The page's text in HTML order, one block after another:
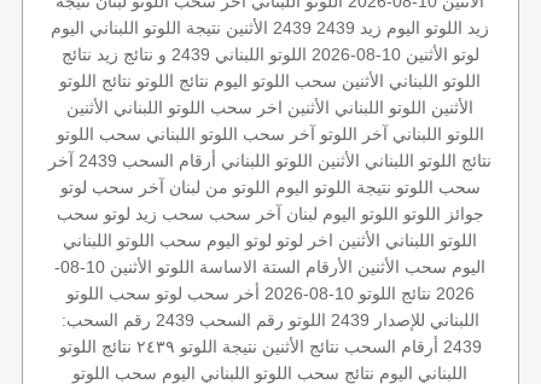
زيد اللوتو اليوم زيد 2439 2439 الأثنين
نتيجة اللوتو اللبناني اليوم
لوتو الأثنين 10-08-2026
اللوتو اللبناني 2439 و نتائج زيد
نتائج
اللوتو اللبناني الأثنين سحب اللوتو اليوم نتائج اللوتو نتائج اللوتو
الأثنين اللوتو اللبناني الأثنين اخر سحب اللوتو اللبناني الأثنين
اللوتو اللبناني آخر اللوتو آخر سحب اللوتو اللبناني سحب اللوتو
نتائج اللوتو اللبناني الأثنين اللوتو اللبناني أرقام السحب 2439
آخر
سحب اللوتو نتيجة اللوتو اليوم اللوتو من لبنان آخر سحب لوتو
جوائز اللوتو اللوتو اليوم لبنان آخر سحب سحب زيد لوتو سحب
اللوتو اللبناني الأثنين اخر لوتو لوتو اليوم سحب اللوتو اللبناني
اليوم سحب الأثنين الأرقام الستة الاساسة اللوتو
الأثنين 10-08-
2026 نتائج اللوتو 10-08-2026 أخر سحب لوتو سحب اللوتو
اللبناني للإصدار 2439
اللوتو رقم السحب 2439
رقم السحب:
2439 أرقام السحب نتائج الأثنين نتيجة اللوتو ٢٤٣٩
نتائج اللوتو
اللبناني اليوم نتائج سحب اللوتو اللبناني اليوم سحب اللوتو